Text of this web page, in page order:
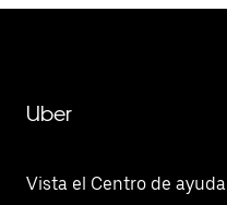
Uber
Vista el Centro de ayuda